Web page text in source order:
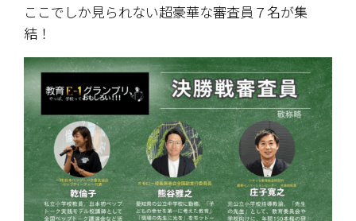
ここでしか見られない超豪華な審査員７名が集
結！